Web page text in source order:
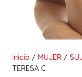
Inicio / MUJER /
TERESA C